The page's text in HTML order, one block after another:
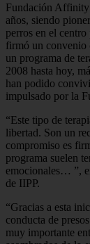
Fundación Affinity
años, siendo
perros en el
firmó un convenio
un programa de
2008 hasta hoy,
han podido
impulsado por la
“Este tipo de
libertad. Son un
compromiso es
programa suelen
emocionales… ”,
de IIPP.
“Gracias a esta
conducta de
muy importante